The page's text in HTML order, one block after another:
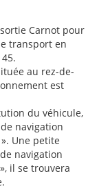
Carnot pour
transport en
au rez-de-
est
du véhicule,
navigation
Une petite
navigation
il se trouvera